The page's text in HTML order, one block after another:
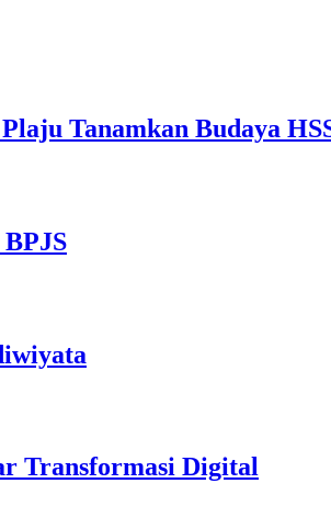
Tanamkan Budaya
Transformasi Digital